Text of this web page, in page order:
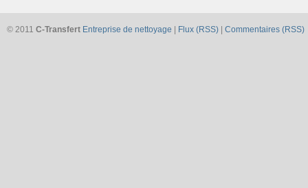
© 2011 C-Transfert Entreprise de nettoyage Flux (RSS) Commentaires (RSS)